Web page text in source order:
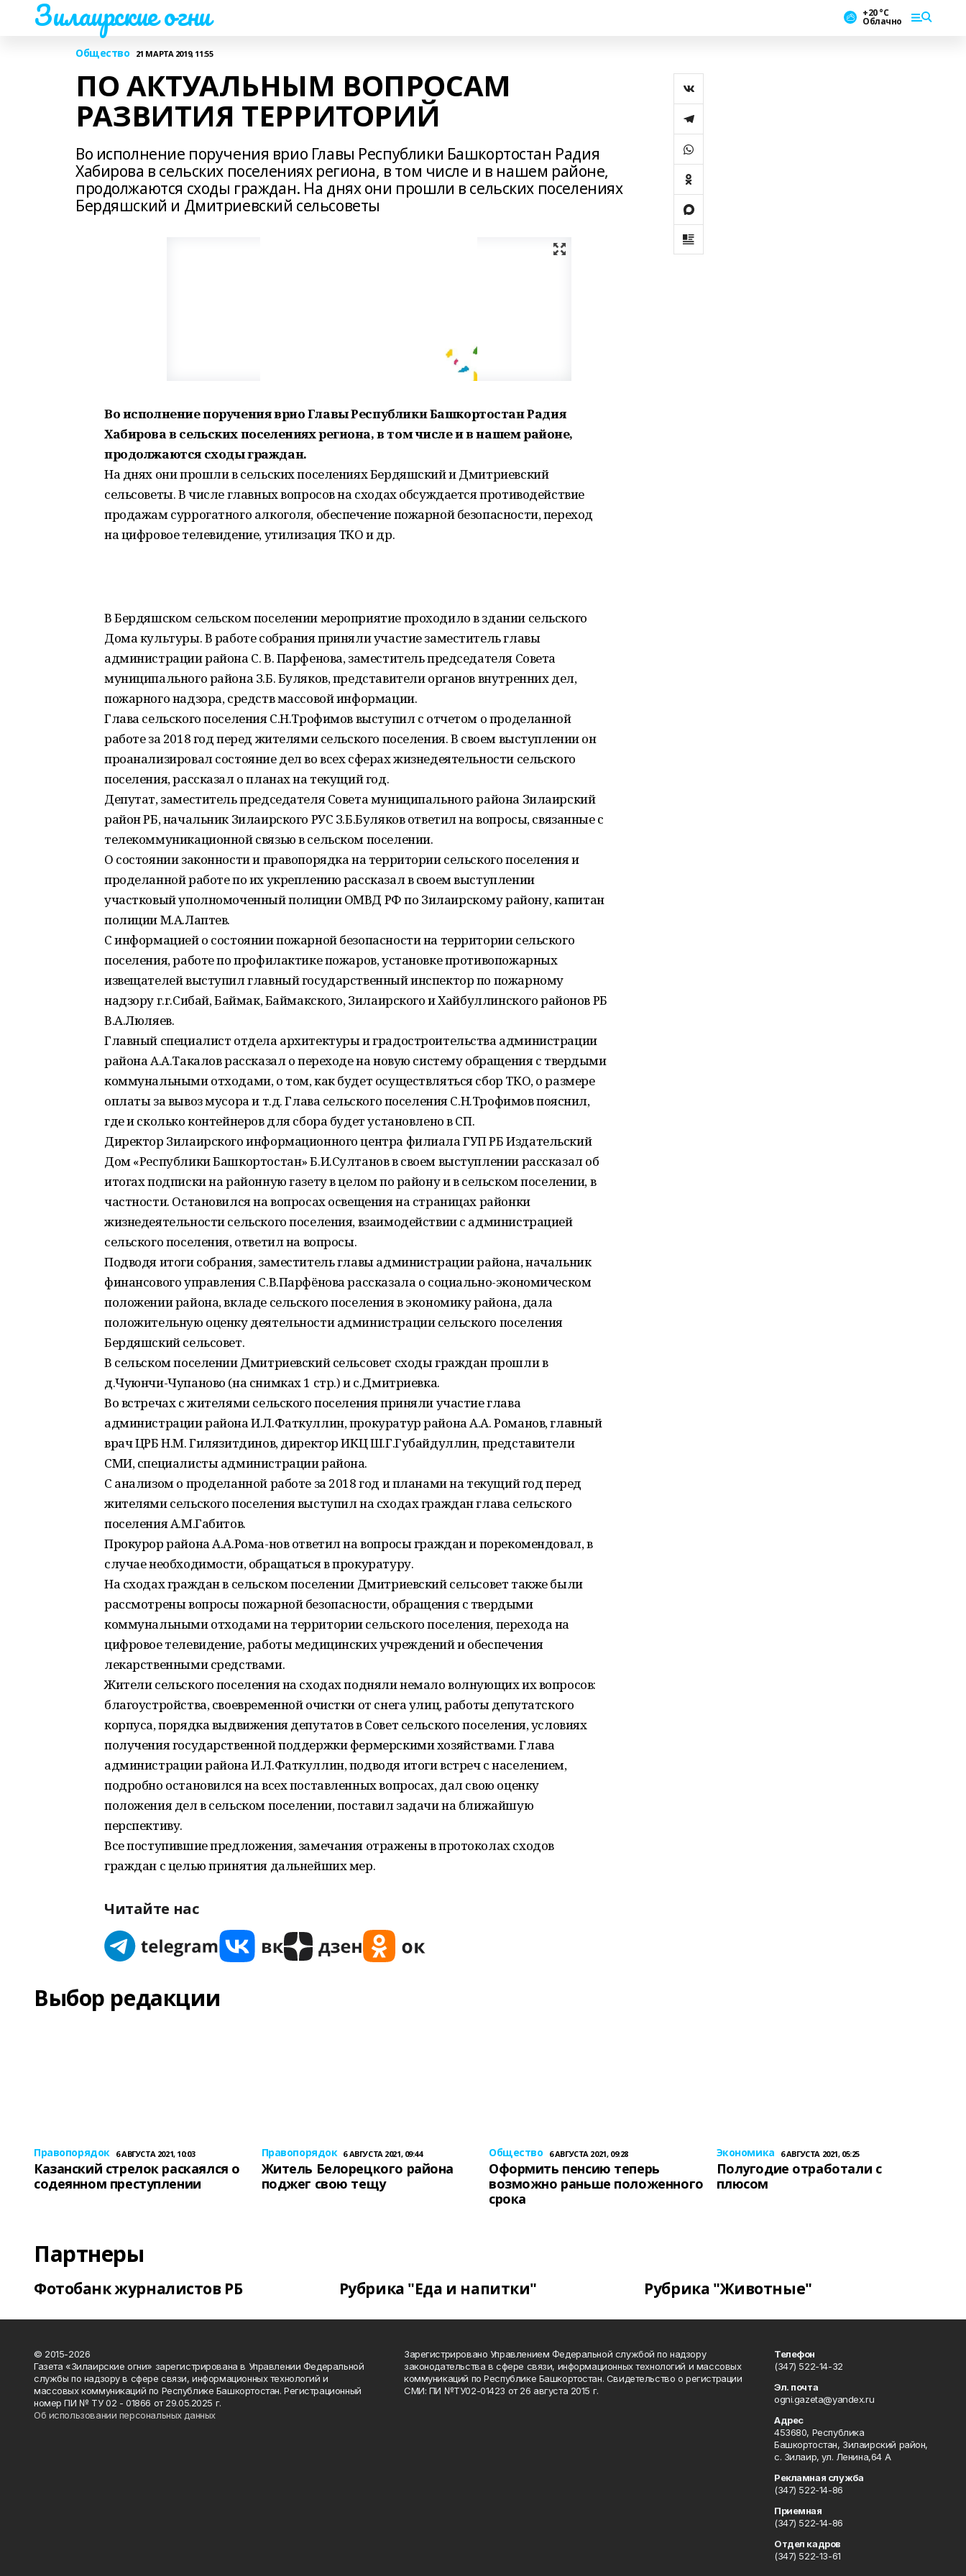
Зилаирские огни +20 °С
Облачно
Общество 21 МАРТА 2019, 11:55
ПО АКТУАЛЬНЫМ ВОПРОСАМ
РАЗВИТИЯ ТЕРРИТОРИЙ
Во исполнение поручения врио Главы Республики Башкортостан Радия
Хабирова в сельских поселениях региона, в том числе и в нашем районе,
продолжаются сходы граждан. На днях они прошли в сельских поселениях
Бердяшский и Дмитриевский сельсоветы
Во исполнение поручения врио Главы Республики Башкортостан Радия
Хабирова в сельских поселениях региона, в том числе и в нашем районе,
продолжаются сходы граждан.
На днях они прошли в сельских поселениях Бердяшский и Дмитриевский
сельсоветы. В числе главных вопросов на сходах обсуждается противодействие
продажам суррогатного алкоголя, обеспечение пожарной безопасности, переход
на цифровое телевидение, утилизация ТКО и др.
В Бердяшском сельском поселении мероприятие проходило в здании сельского
Дома культуры. В работе собрания приняли участие заместитель главы
администрации района С. В. Парфенова, заместитель председателя Совета
муниципального района З.Б. Буляков, представители органов внутренних дел,
пожарного надзора, средств массовой информации.
Глава сельского поселения С.Н.Трофимов выступил с отчетом о проделанной
работе за 2018 год перед жителями сельского поселения. В своем выступлении он
проанализировал состояние дел во всех сферах жизнедеятельности сельского
поселения, рассказал о планах на текущий год.
Депутат, заместитель председателя Совета муниципального района Зилаирский
район РБ, начальник Зилаирского РУС З.Б.Буляков ответил на вопросы, связанные с
телекоммуникационной связью в сельском поселении.
О состоянии законности и правопорядка на территории сельского поселения и
проделанной работе по их укреплению рассказал в своем выступлении
участковый уполномоченный полиции ОМВД РФ по Зилаирскому району, капитан
полиции М.А.Лаптев.
С информацией о состоянии пожарной безопасности на территории сельского
поселения, работе по профилактике пожаров, установке противопожарных
извещателей выступил главный государственный инспектор по пожарному
надзору г.г.Сибай, Баймак, Баймакского, Зилаирского и Хайбуллинского районов РБ
В.А.Люляев.
Главный специалист отдела архитектуры и градостроительства администрации
района А.А.Такалов рассказал о переходе на новую систему обращения с твердыми
коммунальными отходами, о том, как будет осуществляться сбор ТКО, о размере
оплаты за вывоз мусора и т.д. Глава сельского поселения С.Н.Трофимов пояснил,
где и сколько контейнеров для сбора будет установлено в СП.
Директор Зилаирского информационного центра филиала ГУП РБ Издательский
Дом «Республики Башкортостан» Б.И.Султанов в своем выступлении рассказал об
итогах подписки на районную газету в целом по району и в сельском поселении, в
частности. Остановился на вопросах освещения на страницах районки
жизнедеятельности сельского поселения, взаимодействии с администрацией
сельского поселения, ответил на вопросы.
Подводя итоги собрания, заместитель главы администрации района, начальник
финансового управления С.В.Парфёнова рассказала о социально-экономическом
положении района, вкладе сельского поселения в экономику района, дала
положительную оценку деятельности администрации сельского поселения
Бердяшский сельсовет.
В сельском поселении Дмитриевский сельсовет сходы граждан прошли в
д.Чуюнчи-Чупаново (на снимках 1 стр.) и с.Дмитриевка.
Во встречах с жителями сельского поселения приняли участие глава
администрации района И.Л.Фаткуллин, прокуратур района А.А. Романов, главный
врач ЦРБ Н.М. Гилязитдинов, директор ИКЦ Ш.Г.Губайдуллин, представители
СМИ, специалисты администрации района.
С анализом о проделанной работе за 2018 год и планами на текущий год перед
жителями сельского поселения выступил на сходах граждан глава сельского
поселения А.М.Габитов.
Прокурор района А.А.Рома-нов ответил на вопросы граждан и порекомендовал, в
случае необходимости, обращаться в прокуратуру.
На сходах граждан в сельском поселении Дмитриевский сельсовет также были
рассмотрены вопросы пожарной безопасности, обращения с твердыми
коммунальными отходами на территории сельского поселения, перехода на
цифровое телевидение, работы медицинских учреждений и обеспечения
лекарственными средствами.
Жители сельского поселения на сходах подняли немало волнующих их вопросов:
благоустройства, своевременной очистки от снега улиц, работы депутатского
корпуса, порядка выдвижения депутатов в Совет сельского поселения, условиях
получения государственной поддержки фермерскими хозяйствами. Глава
администрации района И.Л.Фаткуллин, подводя итоги встреч с населением,
подробно остановился на всех поставленных вопросах, дал свою оценку
положения дел в сельском поселении, поставил задачи на ближайшую
перспективу.
Все поступившие предложения, замечания отражены в протоколах сходов
граждан с целью принятия дальнейших мер.
Читайте нас
Выбор редакции
Правопорядок 6 АВГУСТА 2021, 10:03
Казанский стрелок раскаялся о
содеянном преступлении
Правопорядок 6 АВГУСТА 2021, 09:44
Житель Белорецкого района
поджег свою тещу
Общество 6 АВГУСТА 2021, 09:28
Оформить пенсию теперь
возможно раньше положенного
срока
Экономика 6 АВГУСТА 2021, 05:25
Полугодие отработали с
плюсом
Партнеры
Фотобанк журналистов РБ Рубрика "Еда и напитки" Рубрика "Животные"
© 2015-2026
Газета «Зилаирские огни» зарегистрирована в Управлении Федеральной
службы по надзору в сфере связи, информационных технологий и
массовых коммуникаций по Республике Башкортостан. Регистрационный
номер ПИ № ТУ 02 - 01866 от 29.05.2025 г.
Об использовании персональных данных
Зарегистрировано Управлением Федеральной службой по надзору
законодательства в сфере связи, информационных технологий и массовых
коммуникаций по Республике Башкортостан. Свидетельство о регистрации
СМИ: ПИ №ТУ02-01423 от 26 августа 2015 г.
Телефон
(347) 522-14-32
Эл. почта
ogni.gazeta@yandex.ru
Адрес
453680, Республика
Башкортостан, Зилаирский район,
с. Зилаир, ул. Ленина,64 А
Рекламная служба
(347) 522-14-86
Приемная
(347) 522-14-86
Отдел кадров
(347) 522-13-61